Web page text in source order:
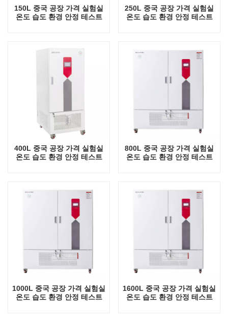
150L 중국 공장 가격 실험실
온도 습도 환경 안정 테스트
250L 중국 공장 가격 실험실
온도 습도 환경 안정 테스트
400L 중국 공장 가격 실험실
온도 습도 환경 안정 테스트
800L 중국 공장 가격 실험실
온도 습도 환경 안정 테스트
1000L 중국 공장 가격 실험실
온도 습도 환경 안정 테스트
1600L 중국 공장 가격 실험실
온도 습도 환경 안정 테스트